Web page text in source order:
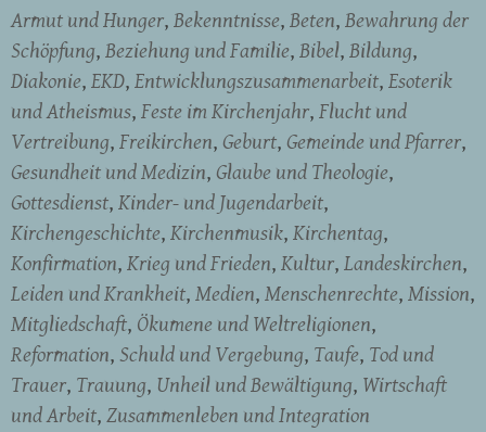
Armut und Hunger Bekenntnisse Beten Bewahrung der
Schöpfung Beziehung und Familie Bibel Bildung
Diakonie EKD Entwicklungszusammenarbeit Esoterik
und Atheismus Feste im Kirchenjahr Flucht und
Vertreibung Freikirchen Geburt Gemeinde und Pfarrer
Gesundheit und Medizin Glaube und Theologie
Gottesdienst Kinder- und Jugendarbeit
Kirchengeschichte Kirchenmusik Kirchentag
Konfirmation Krieg und Frieden Kultur Landeskirchen
Leiden und Krankheit Medien Menschenrechte Mission
Mitgliedschaft Ökumene und Weltreligionen
Reformation Schuld und Vergebung Taufe Tod und
Trauer Trauung Unheil und Bewältigung Wirtschaft
und Arbeit Zusammenleben und Integration